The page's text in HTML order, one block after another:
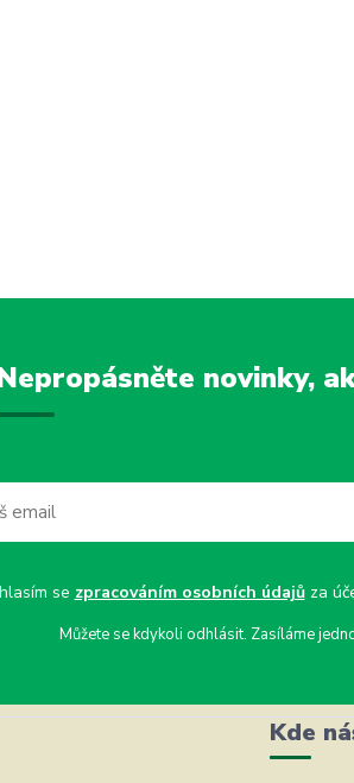
novinky,
se zpracováním osobních údajůza
Můžete se kdykoli odhlásit. Zasíláme
Kde